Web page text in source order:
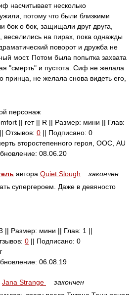
насчитывает несколько
потому что были близкими
бок о бок, защищали друг друга,
веселились на пирах, пока однажды
поворот и дружба не
мост. Потом была попытка захвата
"смерть" и пустота. Сиф не желала
принца, не желала снова видеть его,
персонаж
|| гет || R || Размер: мини || Глав:
Отзывов: 0 || Подписано: 0
второстепенного героя, ООС, AU
08.06.20
автора Quiet Slough
закончен
супергероем. Даже в девяносто
|| Размер: мини || Глав: 1 ||
0 || Подписано: 0
06.08.19
Jana Strange
закончен